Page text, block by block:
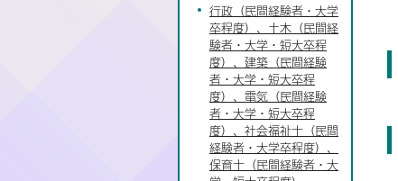
行政（民間経験者・大学
卒程度）、土木（民間経
験者・大学・短大卒程
度）、建築（民間経験
者・大学・短大卒程
度）、電気（民間経験
者・大学・短大卒程
度）、社会福祉士（民間
経験者・大学卒程度）、
保育士（民間経験者・大